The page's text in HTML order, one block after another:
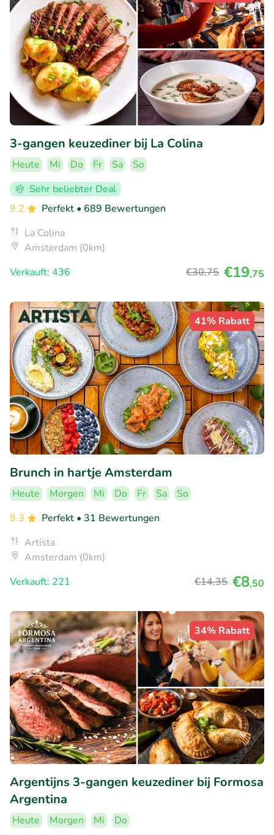
3-gangen keuzediner bij La Colina
Heute Mi Do Fr Sa
So
Sehr beliebter Deal
9.2
Perfekt • 689 Bewertungen
La Colina
Amsterdam (0km)
Verkauft: 436
€30,75 €19,75
41% Rabatt
Brunch in hartje Amsterdam
Heute Morgen Mi Do Fr Sa
So
9.3
Perfekt • 31 Bewertungen
Artista
Amsterdam (0km)
Verkauft: 221
€14,35 €8,50
34% Rabatt
Argentijns 3-gangen keuzediner bij Formosa
Argentina
Heute Morgen Mi
Do